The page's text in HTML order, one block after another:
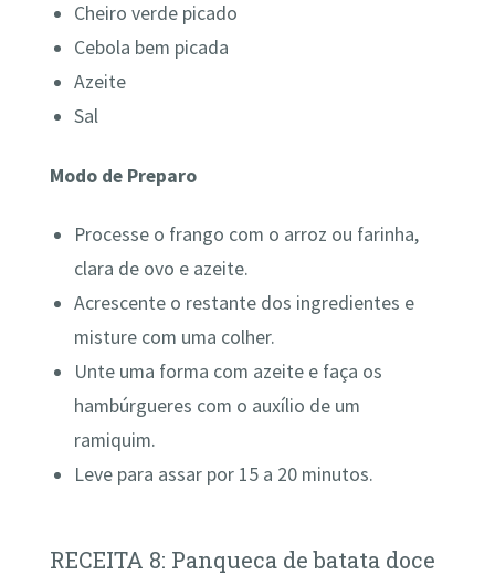
Cheiro verde picado
Cebola bem picada
Azeite
Sal
Modo de Preparo
Processe o frango com o arroz ou farinha,
clara de ovo e azeite.
Acrescente o restante dos ingredientes e
misture com uma colher.
Unte uma forma com azeite e faça os
hambúrgueres com o auxílio de um
ramiquim.
Leve para assar por 15 a 20 minutos.
RECEITA 8: Panqueca de batata doce